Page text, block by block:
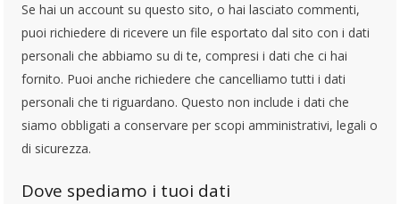
Se hai un account su questo sito, o hai lasciato commenti,
puoi richiedere di ricevere un file esportato dal sito con i dati
personali che abbiamo su di te, compresi i dati che ci hai
fornito. Puoi anche richiedere che cancelliamo tutti i dati
personali che ti riguardano. Questo non include i dati che
siamo obbligati a conservare per scopi amministrativi, legali o
di sicurezza.
Dove spediamo i tuoi dati